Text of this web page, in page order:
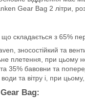
Gear Bag 2 літри,
складається з 65%
зносостійкий та
плетення, при цьому
35% бавовни та
та вітру і, при
Bag: